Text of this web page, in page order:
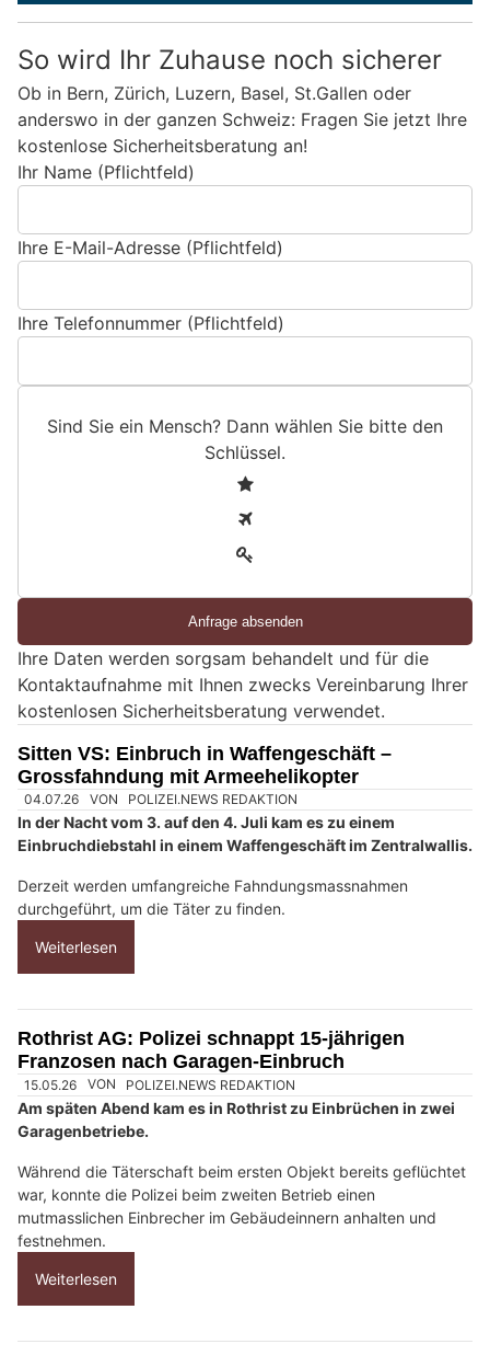
So wird Ihr Zuhause noch sicherer
Ob in Bern, Zürich, Luzern, Basel, St.Gallen oder
anderswo in der ganzen Schweiz: Fragen Sie jetzt Ihre
kostenlose Sicherheitsberatung an!
Ihr Name (Pflichtfeld)
Ihre E-Mail-Adresse (Pflichtfeld)
Ihre Telefonnummer (Pflichtfeld)
Sind Sie ein Mensch? Dann wählen Sie bitte den
Schlüssel.
e
i
n
e
n
s
c
?
D
a
n
w
ä
h
l
e
n
S
i
e
i
t
Ihre Daten werden sorgsam behandelt und für die
Kontaktaufnahme mit Ihnen zwecks Vereinbarung Ihrer
kostenlosen Sicherheitsberatung verwendet.
Sitten VS: Einbruch in Waffengeschäft –
Grossfahndung mit Armeehelikopter
04.07.26 VON POLIZEI.NEWS REDAKTION
In der Nacht vom 3. auf den 4. Juli kam es zu einem
Einbruchdiebstahl in einem Waffengeschäft im Zentralwallis.
Derzeit werden umfangreiche Fahndungsmassnahmen
durchgeführt, um die Täter zu finden.
Weiterlesen